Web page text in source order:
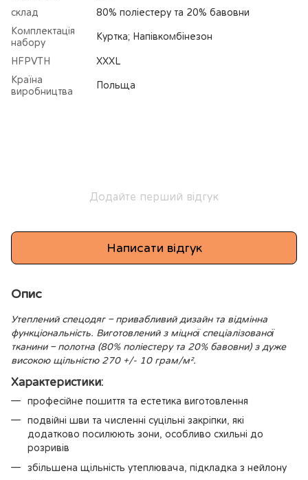
склад
80% поліестеру та 20% бавовни
Комплектація
набору
Куртка; Напівкомбінезон
HFPVTH
XXXL
Країна
виробництва
Польща
Додайте перший відгук
Написати відгук
Опис
Утеплений спецодяг – привабливий дизайн та відмінна
функціональність. Виготовлений з міцної спеціалізованої
тканини – полотна (80% поліестеру та 20% бавовни) з дуже
високою щільністю 270 +/- 10 грам/м².
Характеристики:
професійне пошиття та естетика виготовлення
подвійні шви та численні суцільні закріпки, які
додатково посилюють зони, особливо схильні до
розривів
збільшена щільність утеплювача, підкладка з нейлону